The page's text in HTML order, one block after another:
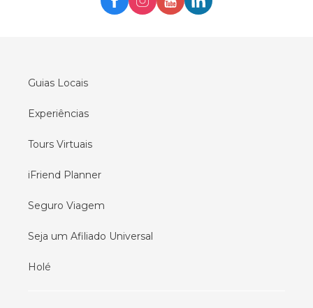
Guias Locais
Experiências
Tours Virtuais
iFriend Planner
Seguro Viagem
Seja um Afiliado Universal
Holé